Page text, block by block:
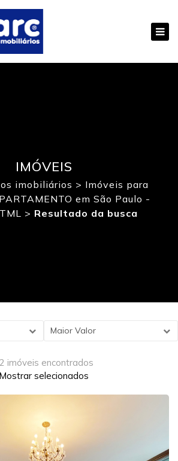
IMÓVEIS
imobiliários > Imóveis para
em São Paulo -
> Resultado da busca
Maior Valor
imóveis encontrados
Mostrar selecionados